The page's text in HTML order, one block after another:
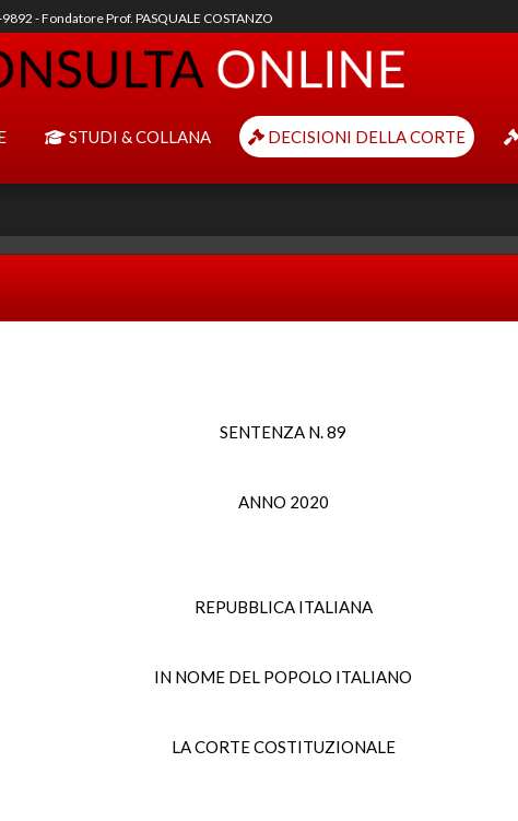
9892 - Fondatore Prof. PASQUALE COSTANZO
STUDI & COLLANA DECISIONI DELLA CORTE
SENTENZA N. 89
ANNO 2020
REPUBBLICA ITALIANA
IN NOME DEL POPOLO ITALIANO
LA CORTE COSTITUZIONALE